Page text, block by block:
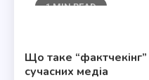
1 MIN READ
Що таке
сучасних медіа